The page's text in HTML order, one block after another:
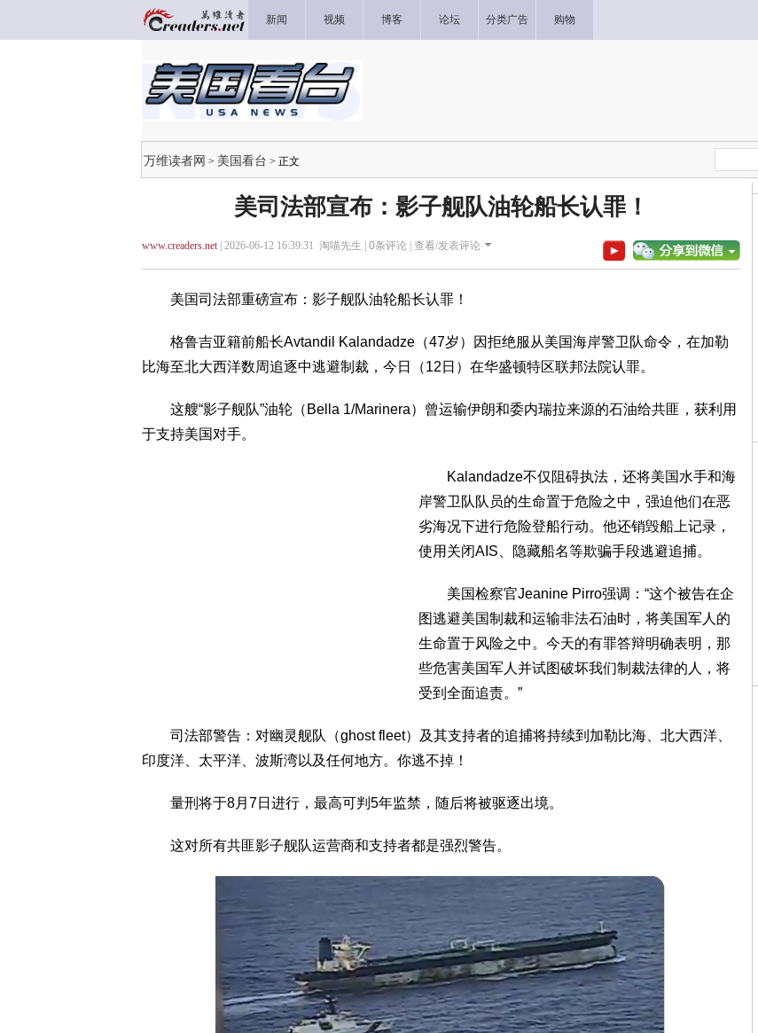
新闻 视频 博客 论坛 分类广告 购物
万维读者网 > 美国看台 > 正文
美司法部宣布：影子舰队油轮船长认罪！
www.creaders.net| 2026-06-12 16:39:31 淘喵先生 | 0条评论 | 查看/发表评论
美国司法部重磅宣布：影子舰队油轮船长认罪！
格鲁吉亚籍前船长Avtandil Kalandadze（47岁）因拒绝服从美国海岸警卫队命令，在加勒
比海至北大西洋数周追逐中逃避制裁，今日（12日）在华盛顿特区联邦法院认罪。
这艘“影子舰队”油轮（Bella 1/Marinera）曾运输伊朗和委内瑞拉来源的石油给共匪，获利用
于支持美国对手。
Kalandadze不仅阻碍执法，还将美国水手和海
岸警卫队队员的生命置于危险之中，强迫他们在恶
劣海况下进行危险登船行动。他还销毁船上记录，
使用关闭AIS、隐藏船名等欺骗手段逃避追捕。
美国检察官Jeanine Pirro强调：“这个被告在企
图逃避美国制裁和运输非法石油时，将美国军人的
生命置于风险之中。今天的有罪答辩明确表明，那
些危害美国军人并试图破坏我们制裁法律的人，将
受到全面追责。”
司法部警告：对幽灵舰队（ghost fleet）及其支持者的追捕将持续到加勒比海、北大西洋、
印度洋、太平洋、波斯湾以及任何地方。你逃不掉！
量刑将于8月7日进行，最高可判5年监禁，随后将被驱逐出境。
这对所有共匪影子舰队运营商和支持者都是强烈警告。